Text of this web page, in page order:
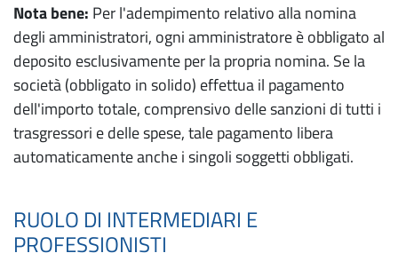
Nota bene: Per l'adempimento relativo alla nomina
degli amministratori, ogni amministratore è obbligato al
deposito esclusivamente per la propria nomina. Se la
società (obbligato in solido) effettua il pagamento
dell'importo totale, comprensivo delle sanzioni di tutti i
trasgressori e delle spese, tale pagamento libera
automaticamente anche i singoli soggetti obbligati.
RUOLO DI INTERMEDIARI E
PROFESSIONISTI